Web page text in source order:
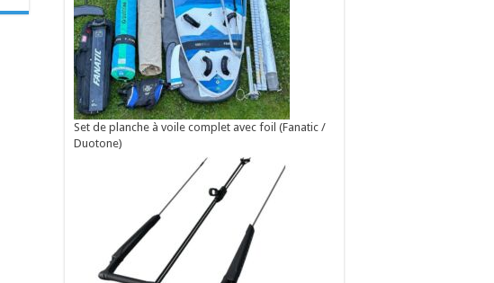
Set de planche à voile complet avec foil (Fanatic /
Duotone)